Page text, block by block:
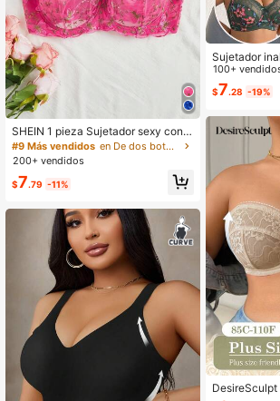
SHEIN 1 pieza Sujetador sexy con a
ros y bordados para tallas grandes,
que levanta
#9 Más vendidos
en De dos botonaduras Sujetadores de talla grande
200+ vendidos
$7.79 -11%
Sujetador
do para
100+
$7.28 -19%